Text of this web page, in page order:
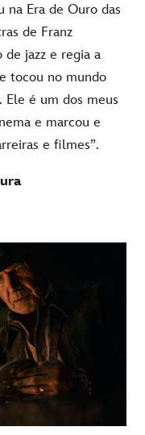
na Era de Ouro das
de Franz
de jazz e regia a
tocou no mundo
é um dos meus
e marcou e
e filmes”.